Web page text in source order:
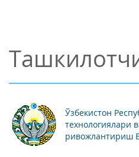
Ўзбекистон
технологиялари
ривожлантириш